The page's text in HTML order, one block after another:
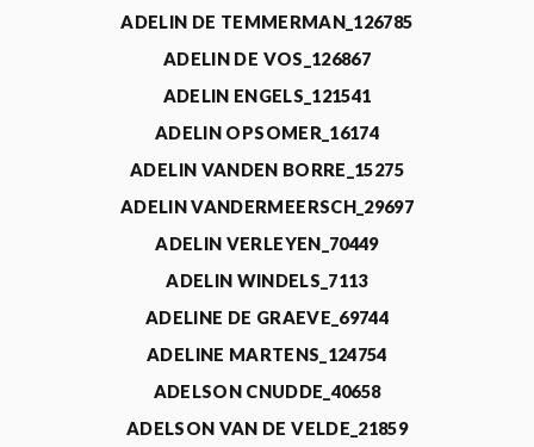
ADELIN DE TEMMERMAN_126785
ADELIN DE VOS_126867
ADELIN ENGELS_121541
ADELIN OPSOMER_16174
ADELIN VANDEN BORRE_15275
ADELIN VANDERMEERSCH_29697
ADELIN VERLEYEN_70449
ADELIN WINDELS_7113
ADELINE DE GRAEVE_69744
ADELINE MARTENS_124754
ADELSON CNUDDE_40658
ADELSON VAN DE VELDE_21859